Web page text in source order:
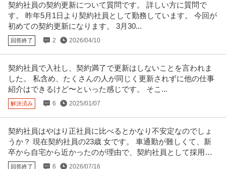
契約社員の契約更新について質問です。 詳しい方に質問で
す。 昨年5月1日より契約社員として勤務しています。 今回が
初めての契約更新になります。 3月30...
回答終了 2 2026/04/10
契約社員で入社し、契約満了で更新はしないことを言われま
した。 私含め、たくさんの人が同じく更新されずに他の仕事
紹介はできるけど〜といった感じです。 そこ...
解決済み 6 2025/01/07
契約社員はやはり正社員に比べるとかなり不安定なのでしょ
うか？ 現在契約社員の23歳 女です。 車通勤が難しくて、新
卒から自宅から近かったのが理由で、契約社員として採用し
てもらい働いて3年目です。
回答終了 6 2026/07/16